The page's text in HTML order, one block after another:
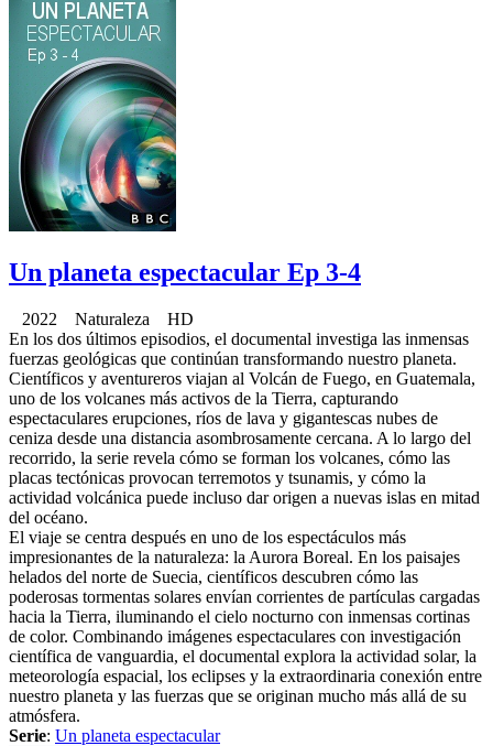
Un planeta espectacular Ep 3-4
2022 Naturaleza HD
En los dos últimos episodios, el documental investiga las inmensas
fuerzas geológicas que continúan transformando nuestro planeta.
Científicos y aventureros viajan al Volcán de Fuego, en Guatemala,
uno de los volcanes más activos de la Tierra, capturando
espectaculares erupciones, ríos de lava y gigantescas nubes de
ceniza desde una distancia asombrosamente cercana. A lo largo del
recorrido, la serie revela cómo se forman los volcanes, cómo las
placas tectónicas provocan terremotos y tsunamis, y cómo la
actividad volcánica puede incluso dar origen a nuevas islas en mitad
del océano.
El viaje se centra después en uno de los espectáculos más
impresionantes de la naturaleza: la Aurora Boreal. En los paisajes
helados del norte de Suecia, científicos descubren cómo las
poderosas tormentas solares envían corrientes de partículas cargadas
hacia la Tierra, iluminando el cielo nocturno con inmensas cortinas
de color. Combinando imágenes espectaculares con investigación
científica de vanguardia, el documental explora la actividad solar, la
meteorología espacial, los eclipses y la extraordinaria conexión entre
nuestro planeta y las fuerzas que se originan mucho más allá de su
atmósfera.
Serie: Un planeta espectacular